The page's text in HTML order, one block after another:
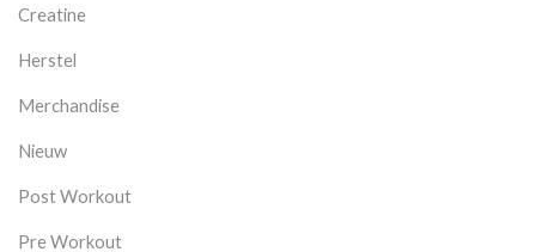
Creatine
Herstel
Merchandise
Nieuw
Post Workout
Pre Workout